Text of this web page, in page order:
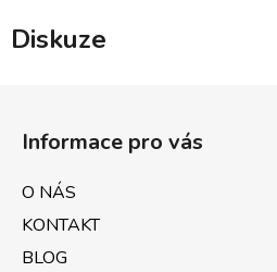
Diskuze
Informace pro vás
O NÁS
KONTAKT
BLOG